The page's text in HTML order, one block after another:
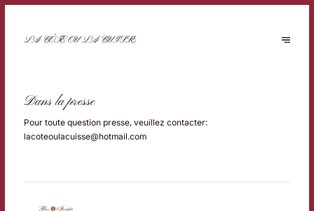
LA CÔTE OU LA CUISSE
Dans la presse
Pour toute question presse, veuillez contacter:
lacoteoulacuisse@hotmail.com